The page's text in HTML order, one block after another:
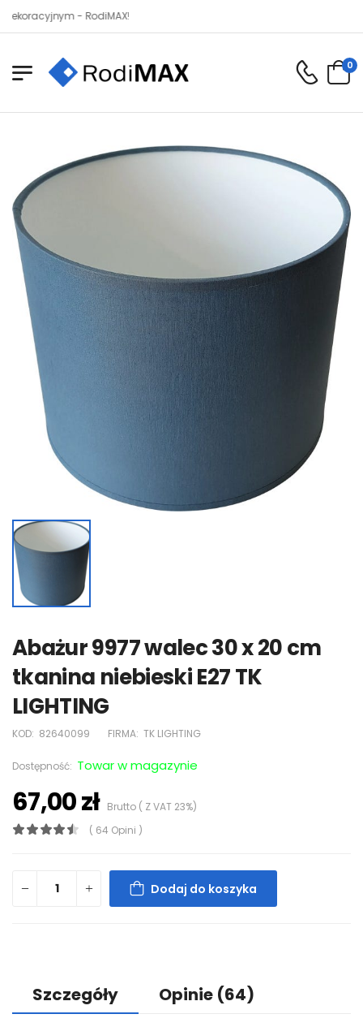
- RodiMAX!
0
Abażur 9977 walec 30 x 20 cm
tkanina niebieski E27 TK
LIGHTING
KOD: 82640099 FIRMA: TK LIGHTING
Dostępność: Towar w magazynie
67,00 złBrutto ( Z VAT 23%)
( 64 Opini )
Dodaj do koszyka
Szczegóły Opinie (64)